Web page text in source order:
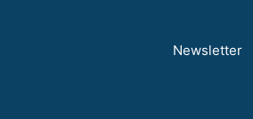
Newsletter